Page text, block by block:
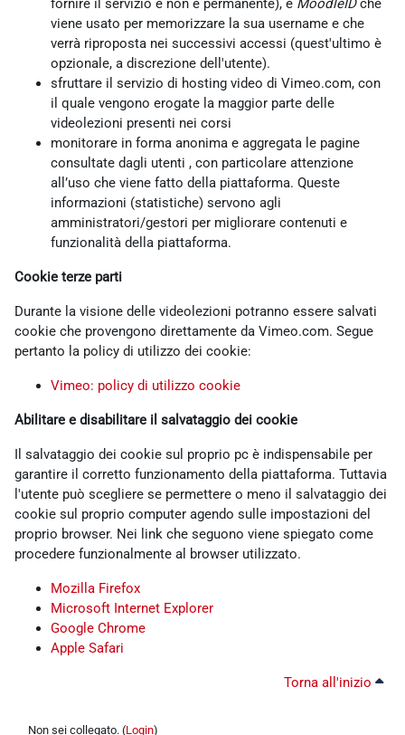
fornire il servizio e non è permanente), e MoodleIDche
viene usato per memorizzare la sua username e che
verrà riproposta nei successivi accessi (quest'ultimo è
opzionale, a discrezione dell'utente).
sfruttare il servizio di hosting video di Vimeo.com, con
il quale vengono erogate la maggior parte delle
videolezioni presenti nei corsi
monitorare in forma anonima e aggregata le pagine
consultate dagli utenti , con particolare attenzione
all’uso che viene fatto della piattaforma. Queste
informazioni (statistiche) servono agli
amministratori/gestori per migliorare contenuti e
funzionalità della piattaforma.
Cookie terze parti
Durante la visione delle videolezioni potranno essere salvati
cookie che provengono direttamente da Vimeo.com. Segue
pertanto la policy di utilizzo dei cookie:
Vimeo: policy di utilizzo cookie
Abilitare e disabilitare il salvataggio dei cookie
Il salvataggio dei cookie sul proprio pc è indispensabile per
garantire il corretto funzionamento della piattaforma. Tuttavia
l'utente può scegliere se permettere o meno il salvataggio dei
cookie sul proprio computer agendo sulle impostazioni del
proprio browser. Nei link che seguono viene spiegato come
procedere funzionalmente al browser utilizzato.
Mozilla Firefox
Microsoft Internet Explorer
Google Chrome
Apple Safari
Torna all'inizio
Non sei collegato. (Login)